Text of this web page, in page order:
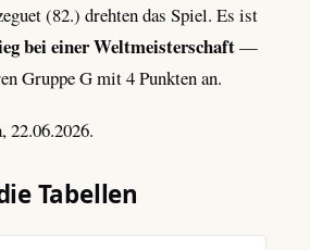
(82.) drehten das Spiel. Es ist
bei einer Weltmeisterschaft—
Gruppe G mit 4 Punkten an.
22.06.2026.
Tabellen